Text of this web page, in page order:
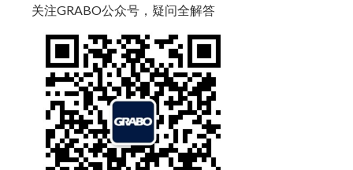
关注GRABO公众号，疑问全解答